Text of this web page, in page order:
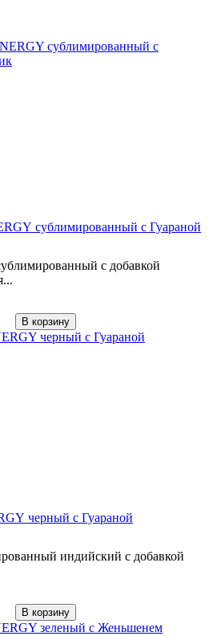
сублимированный с Гуараной
с добавкой
В корзину
черный с Гуараной
индийский с добавкой
В корзину